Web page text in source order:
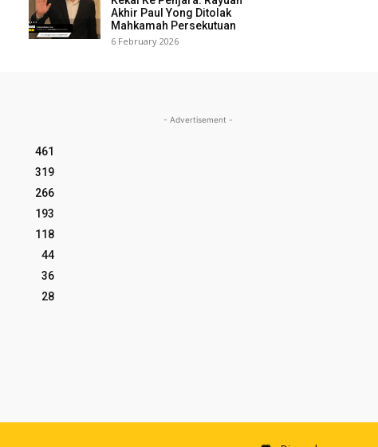
Akhir Paul Yong Ditolak
Mahkamah Persekutuan
6 February 2026
461
319
266
193
118
44
36
28
- Advertisement -